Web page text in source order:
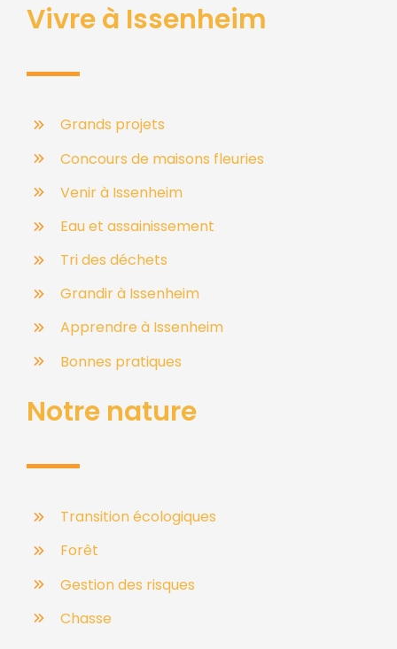
Vivre à Issenheim
Grands projets
Concours de maisons fleuries
Venir à Issenheim
Eau et assainissement
Tri des déchets
Grandir à Issenheim
Apprendre à Issenheim
Bonnes pratiques
Notre nature
Transition écologiques
Forêt
Gestion des risques
Chasse